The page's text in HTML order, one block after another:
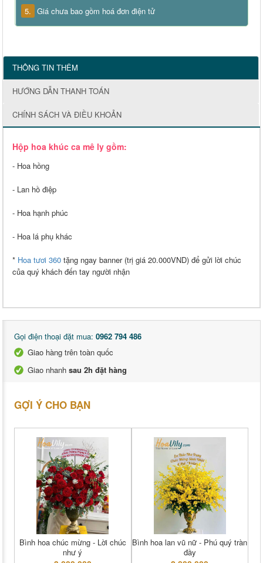
5. Giá chưa bao gồm hoá đơn điện tử
THÔNG TIN THÊM
HƯỚNG DẪN THANH TOÁN
CHÍNH SÁCH VÀ ĐIỀU KHOẢN
Hộp hoa khúc ca mê ly gồm:
- Hoa hồng
- Lan hồ điệp
- Hoa hạnh phúc
- Hoa lá phụ khác
* Hoa tươi 360 tặng ngay banner (trị giá 20.000VND) để gửi lời chúc
của quý khách đến tay người nhận
Gọi điện thoại đặt mua: 0962 794 486
Giao hàng trên toàn quốc
Giao nhanh sau 2h đặt hàng
GỢI Ý CHO BẠN
Bình hoa chúc mừng - Lời chúc
như ý
Bình hoa lan vũ nữ - Phú quý tràn
đầy